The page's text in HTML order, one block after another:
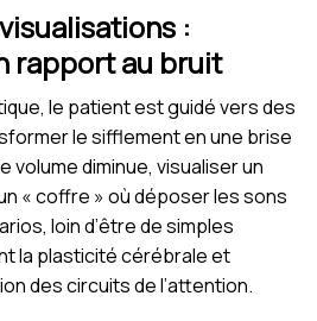
:
rapport au bruit
le patient est guidé vers des
le sifflement en une brise
volume diminue, visualiser un
« coffre » où déposer les sons
loin d’être de simples
la plasticité cérébrale et
des circuits de l’attention.